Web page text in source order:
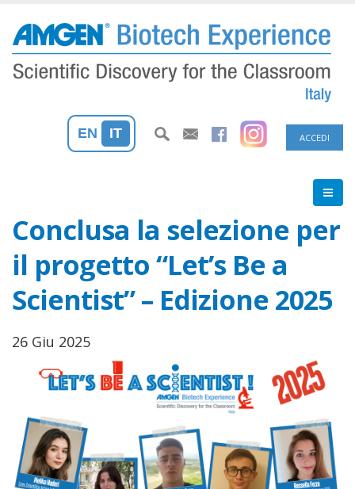
contenuto
principale
EN IT
Menu
profilo
utente
ACCEDI
Conclusa la selezione per
il progetto “Let’s Be a
Scientist” – Edizione 2025
26 Giu 2025